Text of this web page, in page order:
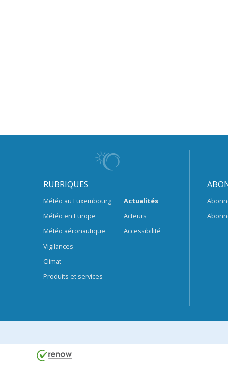
RUBRIQUES
Météo au Luxembourg
Météo en Europe
Météo aéronautique
Vigilances
Climat
Produits et services
Actualités
Acteurs
Accessibilité